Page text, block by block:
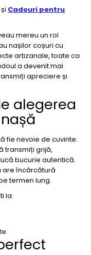
Cadouri pentru
mereu un rol
nașilor coșuri cu
artizanale, toate ca
a devenit mai
apreciere și
alegerea
fie nevoie de cuvinte.
transmiți grijă,
bucurie autentică.
are încărcătură
termen lung.
la: